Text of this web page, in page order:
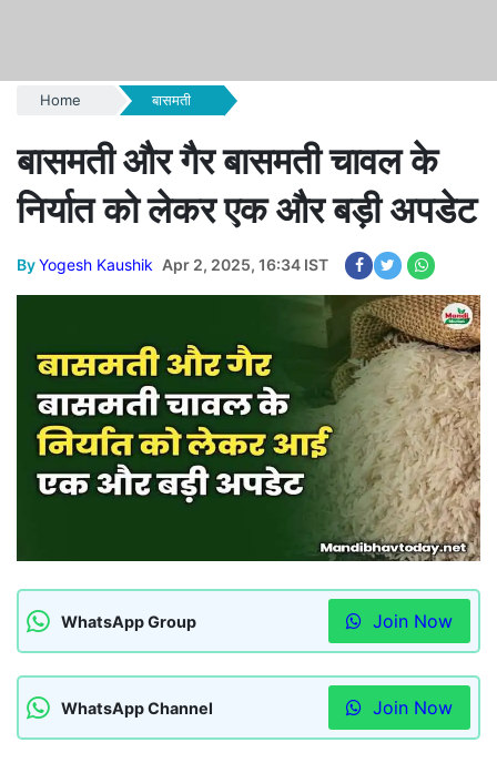
Home बासमती
बासमती और गैर बासमती चावल के
निर्यात को लेकर एक और बड़ी अपडेट
ByYogesh Kaushik Apr 2, 2025, 16:34 IST
WhatsApp Group Join Now
WhatsApp Channel Join Now